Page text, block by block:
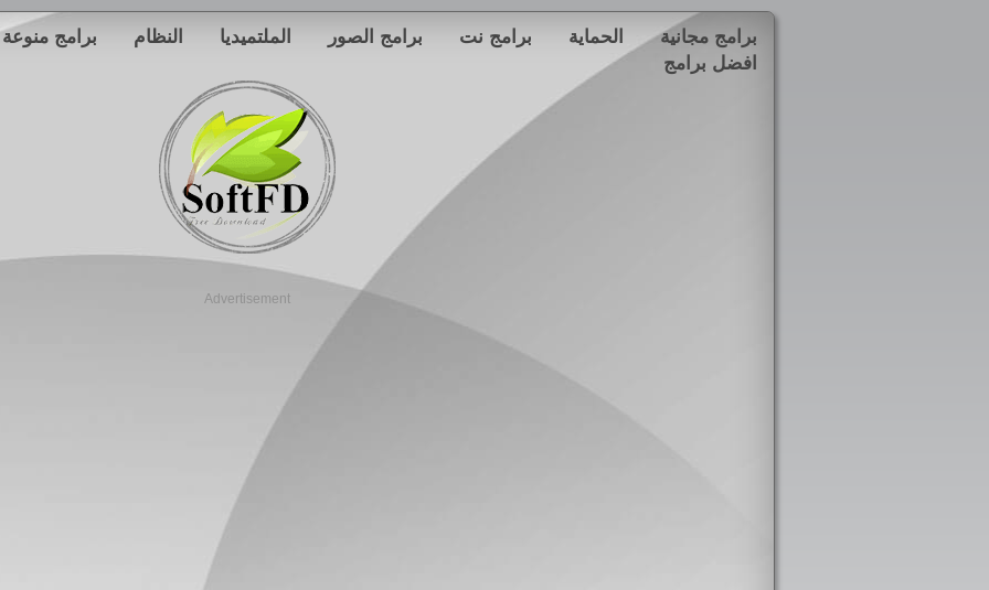
برامج مجانية الحماية برامج نت برامج الصور الملتميديا النظام
برامج منوعة
افضل برامج
Advertisement